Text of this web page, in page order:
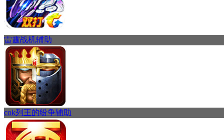
雷霆战机辅助
cok列王的纷争辅助